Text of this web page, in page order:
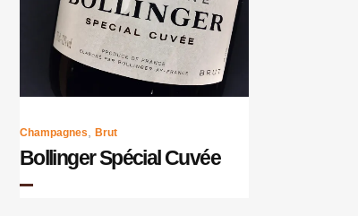
Champagnes Brut
Bollinger Spécial Cuvée